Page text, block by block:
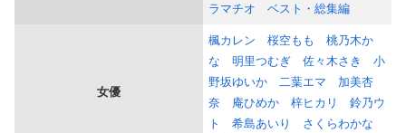
【画像】 令和ＪＫのスカート、こうなるｗｗｗｗ
派遣「勤務態度悪いので一旦シフト未定にしますね」俺「じゃあ辞めますね」派遣「え」←これｗｗｗｗｗｗ
ラマチオ
ベスト・総集編
女優
楓カレン 桜空もも
桃乃木か
な
明里つむぎ 佐々木さき
小
野坂ゆいか
二葉エマ
加美杏
奈
庵ひめか 梓ヒカリ
鈴乃ウ
ト
希島あいり
さくらわかな